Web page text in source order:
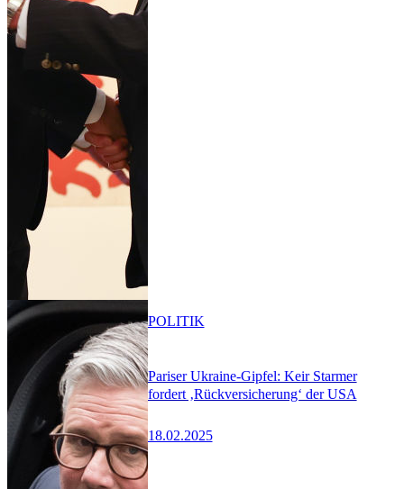
Pariser Ukraine-Gipfel: Keir Starmer
fordert ‚Rückversicherung‘ der USA
18.02.2025
POLITIK